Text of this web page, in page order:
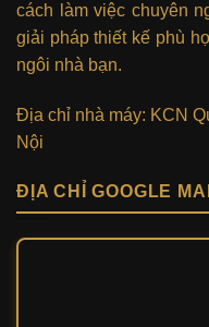
cách làm việc chuyên
giải pháp thiết kế phù
ngôi nhà bạn.
Địa chỉ nhà máy: KCN
Nội
ĐỊA CHỈ GOOGLE